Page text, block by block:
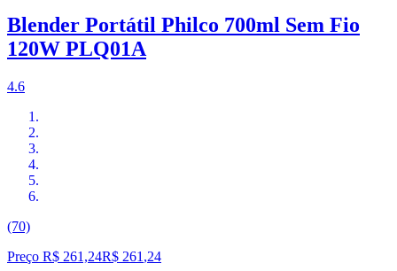
Blender Portátil Philco 700ml Sem Fio
120W PLQ01A
4.6
(70)
Preço R$ 261,24R$ 261 ,24